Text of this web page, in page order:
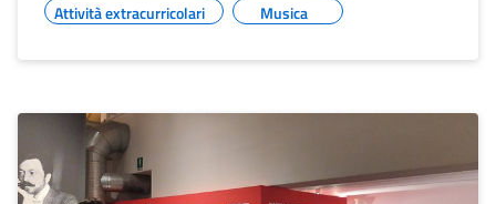
Attività extracurricolari Musica